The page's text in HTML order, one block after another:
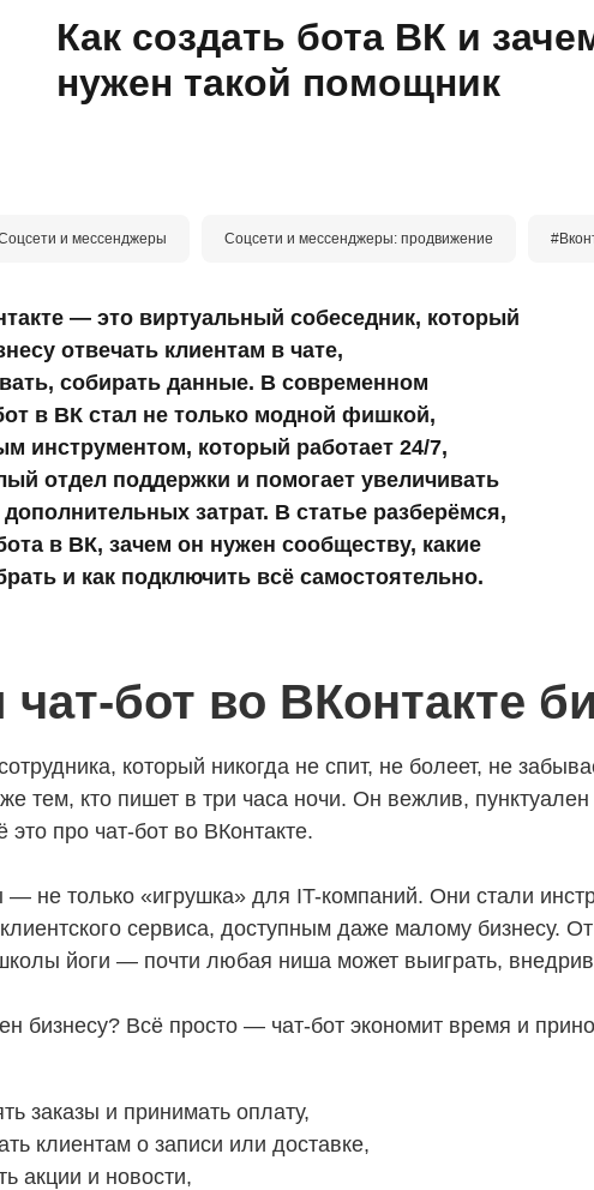
Как создать бота ВК и
нужен такой помощник
и мессенджеры Соцсети и мессенджеры: продвижение
— это виртуальный собеседник, который
отвечать клиентам в чате,
собирать данные. В современном
в ВК стал не только модной фишкой,
инструментом, который работает 24/7,
отдел поддержки и помогает увеличивать
затрат. В статье разберёмся,
в ВК, зачем он нужен сообществу, какие
и как подключить всё самостоятельно.
чат-бот во ВКонтакте
который никогда не спит, не болеет, не
тем, кто пишет в три часа ночи. Он вежлив, пунктуален
это про чат-бот во ВКонтакте.
— не только «игрушка» для IT-компаний. Они стали
сервиса, доступным даже малому бизнесу.
йоги — почти любая ниша может выиграть, внедрив
бизнесу? Всё просто — чат-бот экономит время и
заказы и принимать оплату,
клиентам о записи или доставке,
акции и новости,